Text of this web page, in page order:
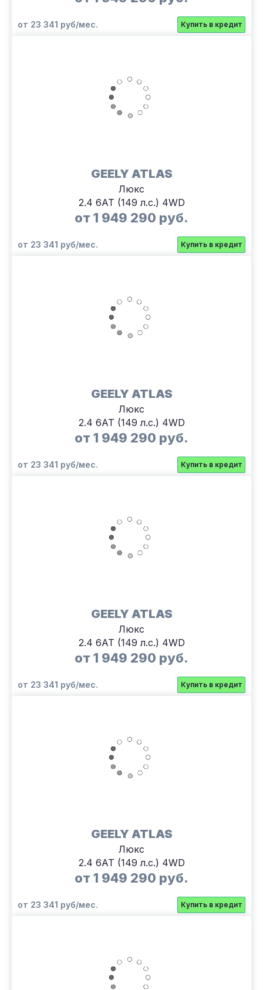
от 23 341 руб/мес. Купить в кредит
GEELY ATLAS
Люкс
2.4 6АТ (149 л.с.) 4WD
от 1 949 290 руб.
от 23 341 руб/мес. Купить в кредит
GEELY ATLAS
Люкс
2.4 6АТ (149 л.с.) 4WD
от 1 949 290 руб.
от 23 341 руб/мес. Купить в кредит
GEELY ATLAS
Люкс
2.4 6АТ (149 л.с.) 4WD
от 1 949 290 руб.
от 23 341 руб/мес. Купить в кредит
GEELY ATLAS
Люкс
2.4 6АТ (149 л.с.) 4WD
от 1 949 290 руб.
от 23 341 руб/мес. Купить в кредит